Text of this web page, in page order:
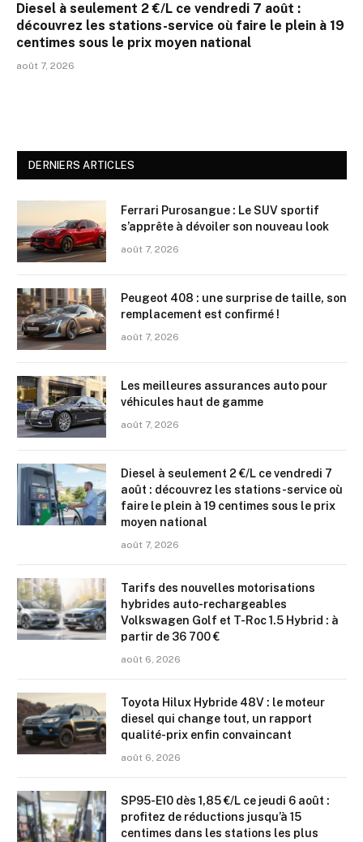
Diesel à seulement 2 €/L ce vendredi 7 août :
découvrez les stations-service où faire le plein à 19
centimes sous le prix moyen national
août 7, 2026
DERNIERS ARTICLES
Ferrari Purosangue : Le SUV sportif
s’apprête à dévoiler son nouveau look
août 7, 2026
Peugeot 408 : une surprise de taille, son
remplacement est confirmé !
août 7, 2026
Les meilleures assurances auto pour
véhicules haut de gamme
août 7, 2026
Diesel à seulement 2 €/L ce vendredi 7
août : découvrez les stations-service où
faire le plein à 19 centimes sous le prix
moyen national
août 7, 2026
Tarifs des nouvelles motorisations
hybrides auto-rechargeables
Volkswagen Golf et T-Roc 1.5 Hybrid : à
partir de 36 700 €
août 6, 2026
Toyota Hilux Hybride 48V : le moteur
diesel qui change tout, un rapport
qualité-prix enfin convaincant
août 6, 2026
SP95-E10 dès 1,85 €/L ce jeudi 6 août :
profitez de réductions jusqu’à 15
centimes dans les stations les plus